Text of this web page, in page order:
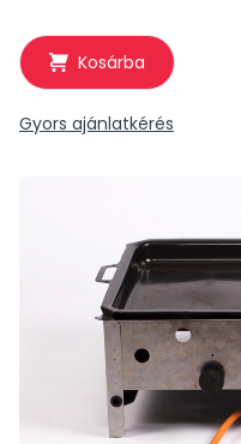
Kosárba
Gyors ajánlatkérés